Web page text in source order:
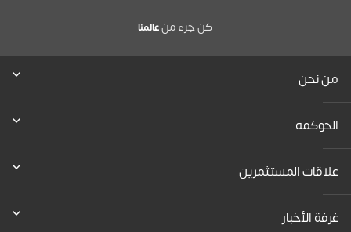
كن جزء منعالمنا
من نحن
الحوكمه
علاقات المستثمرين
غرفة الأخبار